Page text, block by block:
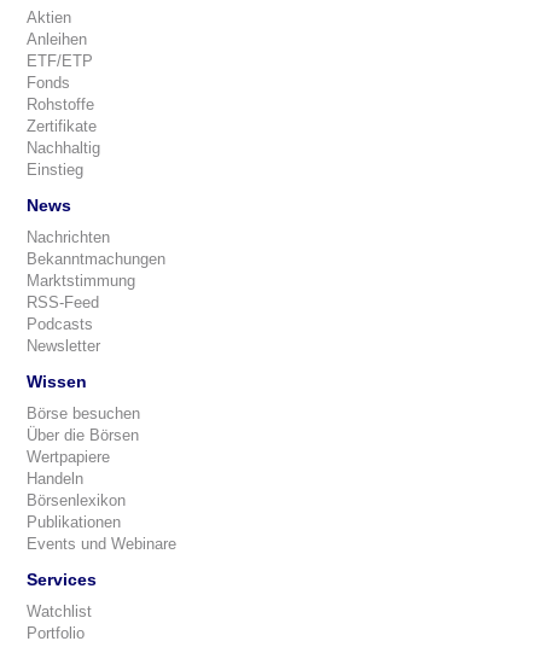
Aktien
Anleihen
ETF/ETP
Fonds
Rohstoffe
Zertifikate
Nachhaltig
Einstieg
News
Nachrichten
Bekanntmachungen
Marktstimmung
RSS-Feed
Podcasts
Newsletter
Wissen
Börse besuchen
Über die Börsen
Wertpapiere
Handeln
Börsenlexikon
Publikationen
Events und Webinare
Services
Watchlist
Portfolio